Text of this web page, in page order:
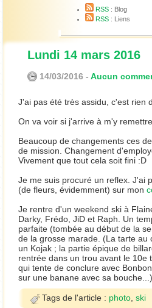
RSS: Blog
RSS: Liens
Lundi 14 mars 2016
14/03/2016 -Aucun
J'ai pas été très assidu, c'est rien
On va voir si j'arrive à m'y
Beaucoup de changements ces
de mission. Changement
Vivement que tout cela soit fini :D
Je me suis procuré un reflex. J'ai
(de fleurs, évidemment) sur mon
Je rentre d'un weekend ski à
Darky, Frédo, JiD et Raph. Un
parfaite (tombée au début de la
de la grosse marade. (La tarte au
un Kojak ; la partie épique de
rentrée dans un trou avant le 10e
qui tente de conclure avec
sur une banane avec sa bouche...)
Tags de l'article : photo,ski